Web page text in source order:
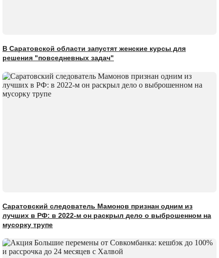
В Саратовской области запустят женские курсы для
решения "повседневных задач"
Саратовский следователь Мамонов признан одним из
лучших в РФ: в 2022-м он раскрыл дело о выброшенном на
мусорку трупе